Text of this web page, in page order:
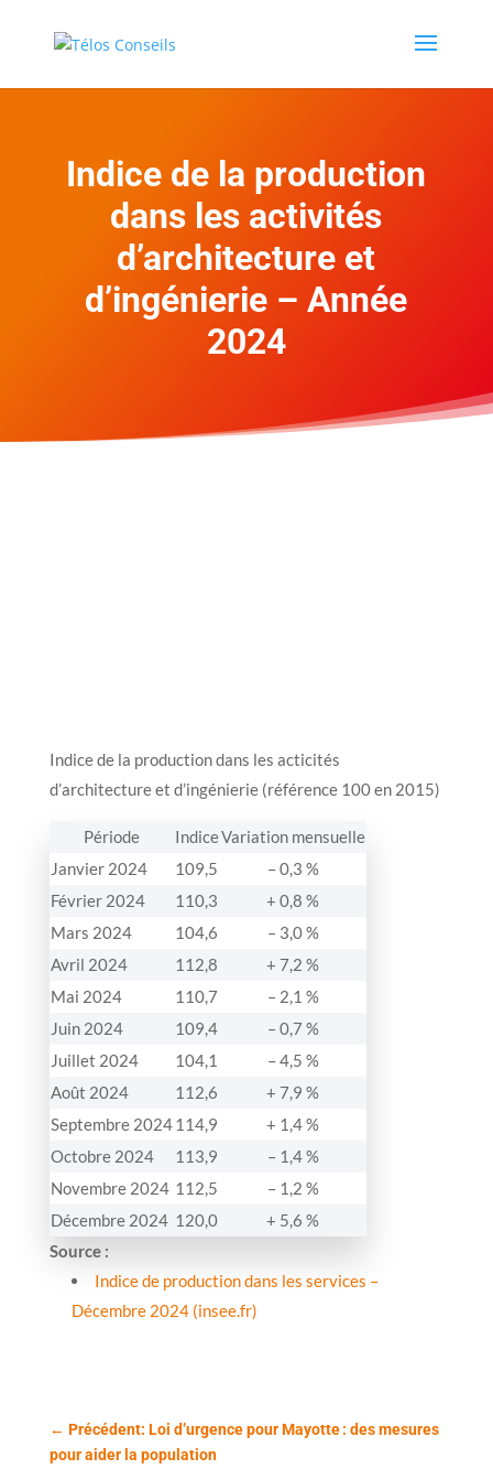
Indice de la production
dans les activités
d’architecture et
d’ingénierie – Année
2024
Indice de la production dans les acticités
d’architecture et d’ingénierie (référence 100 en 2015)
Période IndiceVariation mensuelle
Janvier 2024
109,5
– 0,3 %
Février 2024
110,3
+ 0,8 %
Mars 2024
104,6
– 3,0 %
Avril 2024
112,8
+ 7,2 %
Mai 2024
110,7
– 2,1 %
Juin 2024
109,4
– 0,7 %
Juillet 2024
104,1
– 4,5 %
Août 2024
112,6
+ 7,9 %
Septembre 2024114,9
+ 1,4 %
Octobre 2024
113,9
– 1,4 %
Novembre 2024 112,5
– 1,2 %
Décembre 2024 120,0
+ 5,6 %
Source :
Indice de production dans les services –
Décembre 2024 (insee.fr)
← Précédent: Loi d’urgence pour Mayotte : des mesures
pour aider la population